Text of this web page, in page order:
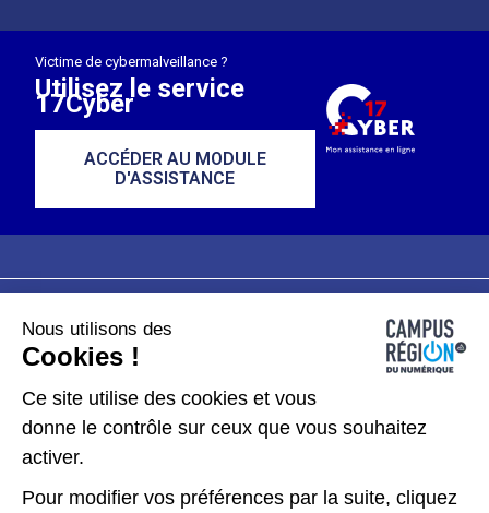
Victime de cybermalveillance ?
Utilisez le service
17Cyber
ACCÉDER AU MODULE
D'ASSISTANCE
Plan du site
Données personnelles
Kit de communication
Nous utilisons des
Cookies !
Ce site utilise des cookies et vous
donne le contrôle sur ceux que vous souhaitez
activer.
Pour modifier vos préférences par la suite, cliquez